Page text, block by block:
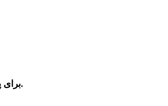
برای پرس و جو در مورد محصولات یا لیست قیمت، لطفا ایمیل خود را برای ما بگذارید و ما ظرف 24 ساعت با شما تماس خواهیم گرفت.